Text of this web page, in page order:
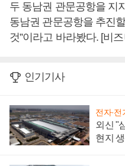
두 동남권 관문공항을 지
동남권 관문공항을 추진
것”이라고 바라봤다. [비
인기기사
전자·전
외신 "
현지